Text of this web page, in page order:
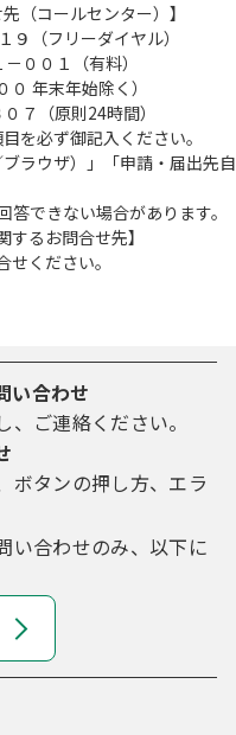
（コールセンター）】
９（フリーダイヤル）
００１（有料）
年末年始除く）
７（原則24時間）
を必ず御記入ください。
ラウザ）」「申請・届出先自
できない場合があります。
するお問合せ先】
ください。
い合わせ
ご連絡ください。
ボタンの押し方、エラ
い合わせのみ、以下に